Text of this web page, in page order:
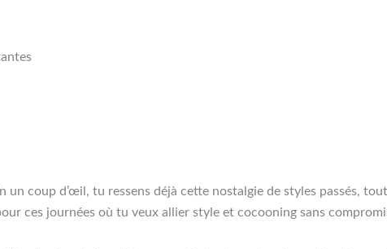
un coup d’œil, tu ressens déjà cette nostalgie de styles passés,
ces journées où tu veux allier style et cocooning sans